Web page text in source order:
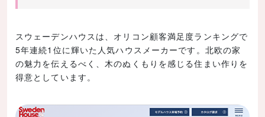
スウェーデンハウスは、オリコン顧客満足度ランキングで
5年連続1位に輝いた人気ハウスメーカーです。北欧の家
の魅力を伝えるべく、木のぬくもりを感じる住まい作りを
得意としています。